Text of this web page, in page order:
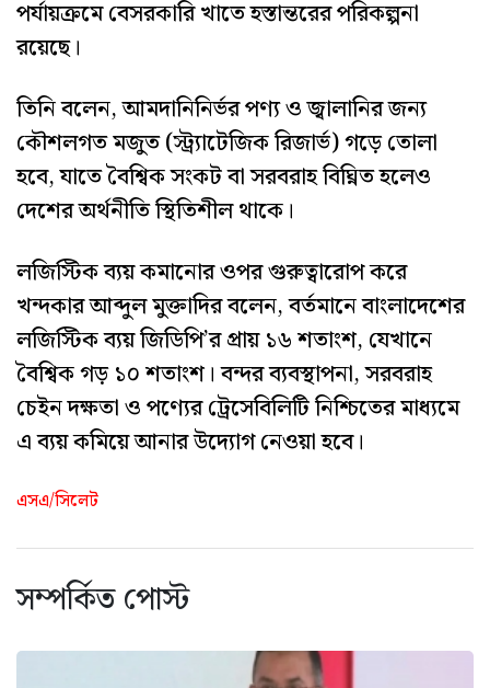
পর্যায়ক্রমে বেসরকারি খাতে হস্তান্তরের পরিকল্পনা
রয়েছে।
তিনি বলেন, আমদানিনির্ভর পণ্য ও জ্বালানির জন্য
কৌশলগত মজুত (স্ট্র্যাটেজিক রিজার্ভ) গড়ে তোলা
হবে, যাতে বৈশ্বিক সংকট বা সরবরাহ বিঘ্নিত হলেও
দেশের অর্থনীতি স্থিতিশীল থাকে।
লজিস্টিক ব্যয় কমানোর ওপর গুরুত্বারোপ করে
খন্দকার আব্দুল মুক্তাদির বলেন, বর্তমানে বাংলাদেশের
লজিস্টিক ব্যয় জিডিপি’র প্রায় ১৬ শতাংশ, যেখানে
বৈশ্বিক গড় ১০ শতাংশ। বন্দর ব্যবস্থাপনা, সরবরাহ
চেইন দক্ষতা ও পণ্যের ট্রেসেবিলিটি নিশ্চিতের মাধ্যমে
এ ব্যয় কমিয়ে আনার উদ্যোগ নেওয়া হবে।
এসএ/সিলেট
সম্পর্কিত পোস্ট